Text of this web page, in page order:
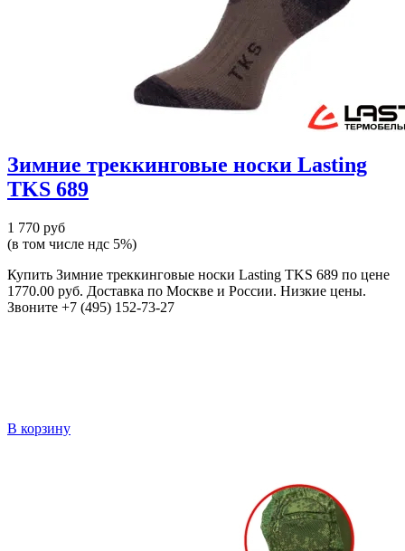
Зимние треккинговые носки Lasting
TKS 689
1 770 руб
(в том числе ндс 5%)
Купить Зимние треккинговые носки Lasting TKS 689 по цене
1770.00 руб. Доставка по Москве и России. Низкие цены.
Звоните +7 (495) 152-73-27
В корзину